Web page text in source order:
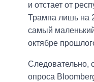
и отстает от
Трампа лишь на
самый
октябре
Следовательно,
опроса